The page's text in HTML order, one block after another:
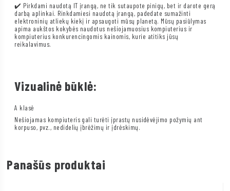
✔️ Pirkdami naudotą IT įrangą, ne tik sutaupote pinigų, bet ir darote gerą
darbą aplinkai. Rinkdamiesi naudotą įrangą, padedate sumažinti
elektroninių atliekų kiekį ir apsaugoti mūsų planetą. Mūsų pasiūlymas
apima aukštos kokybės naudotus nešiojamuosius kompiuterius ir
kompiuterius konkurencingomis kainomis, kurie atitiks jūsų
reikalavimus.
Vizualinė būklė:
A klasė
Nešiojamas kompiuteris gali turėti įprastų nusidėvėjimo požymių ant
korpuso, pvz., nedidelių įbrėžimų ir įdrėskimų.
Panašūs produktai